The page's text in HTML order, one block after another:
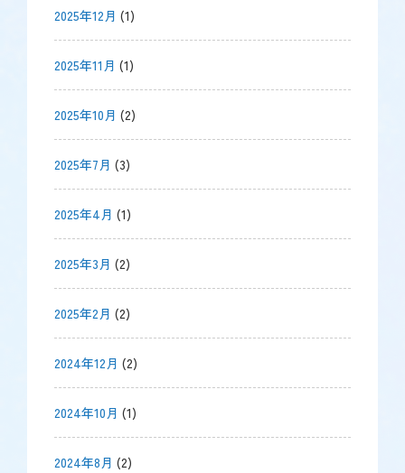
2025年12月 (1)
2025年11月 (1)
2025年10月 (2)
2025年7月 (3)
2025年4月 (1)
2025年3月 (2)
2025年2月 (2)
2024年12月 (2)
2024年10月 (1)
2024年8月 (2)